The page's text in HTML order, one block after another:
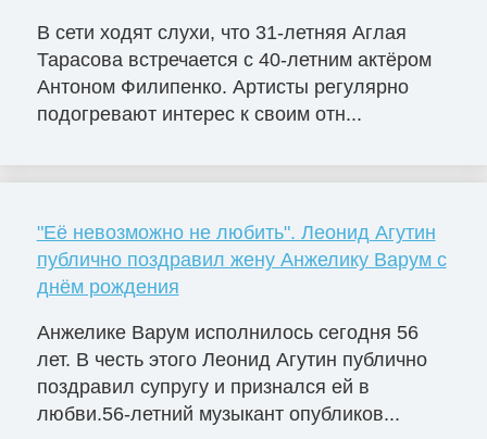
В сети ходят слухи, что 31-летняя Аглая
Тарасова встречается с 40-летним актёром
Антоном Филипенко. Артисты регулярно
подогревают интерес к своим отн...
"Её невозможно не любить". Леонид Агутин
публично поздравил жену Анжелику Варум с
днём рождения
Анжелике Варум исполнилось сегодня 56
лет. В честь этого Леонид Агутин публично
поздравил супругу и признался ей в
любви.56-летний музыкант опубликов...